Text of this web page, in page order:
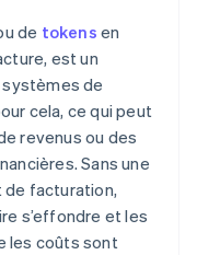
de tokens en
est un
de
cela, ce qui peut
revenus ou des
Sans une
facturation,
s’effondre et les
les coûts sont